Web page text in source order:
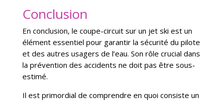
Conclusion
En conclusion, le coupe-circuit sur un jet ski est un
élément essentiel pour garantir la sécurité du pilote
et des autres usagers de l’eau. Son rôle crucial dans
la prévention des accidents ne doit pas être sous-
estimé.
Il est primordial de comprendre en quoi consiste un